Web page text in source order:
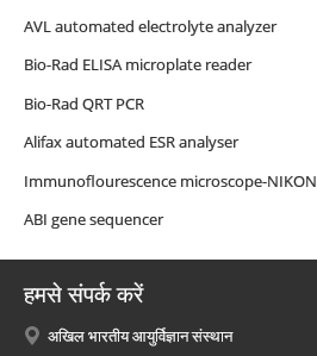
AVL automated electrolyte analyzer
Bio-Rad ELISA microplate reader
Bio-Rad QRT PCR
Alifax automated ESR analyser
Immunoflourescence microscope-NIKON
ABI gene sequencer
हमसे संपर्क करें
अखिल भारतीय आयुर्विज्ञान संस्थान